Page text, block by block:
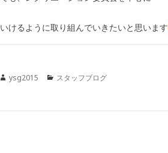
けるように取り組んでいきたいと思います
Author
ysg2015 Categories
スタッフブログ